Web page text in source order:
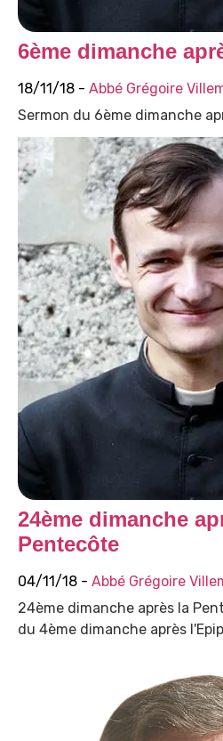
6ème dimanche
18/11/18 - Abbé Grégoire
Sermon du 6ème dimanche
24ème dimanche
Pentecôte
04/11/18 - Abbé Grégoire
24ème dimanche après la
du 4ème dimanche après